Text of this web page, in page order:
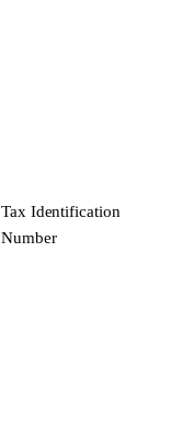
Tax Identification
Number